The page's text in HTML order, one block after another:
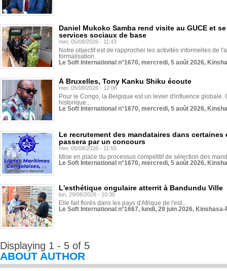
Daniel Mukoko Samba rend visite au GUCE et
services sociaux de base
mer, 05/08/2026 - 11:43
Notre objectif est de rapprocher les activités informelles de
formalisation.
Le Soft International n°1670, mercredi, 5 août 2026,
À Bruxelles, Tony Kanku Shiku écoute
mer, 05/08/2026 - 12:06
Pour le Congo, la Belgique est un levier d'influence globale.
historique...
Le Soft International n°1670, mercredi, 5 août 2026,
Le recrutement des mandataires dans
passera par un concours
mer, 05/08/2026 - 11:55
Mise en place du processus compétitif de sélection des
Le Soft International n°1670, mercredi, 5 août 2026,
L'esthétique ongulaire atterrit à Bandundu Ville
lun, 29/06/2026 - 10:30
Elle fait florès dans les pays d'Afrique de l'est...
Le Soft International n°1667, lundi, 29 juin 2026,
Displaying 1 - 5 of 5
ABOUT AUTHOR